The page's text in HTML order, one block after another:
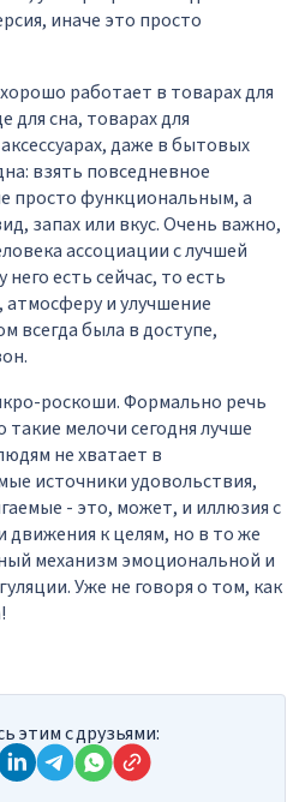
иначе это просто
работает в товарах для
для сна, товарах для
даже в бытовых
взять повседневное
просто функциональным, а
запах или вкус. Очень важно,
ассоциации с лучшей
есть сейчас, то есть
и улучшение
всегда была в доступе,
роскоши. Формально речь
мелочи сегодня лучше
не хватает в
источники удовольствия,
- это, может, и иллюзия с
движения к целям, но в то же
механизм эмоциональной и
Уже не говоря о том, как
этим с друзьями: